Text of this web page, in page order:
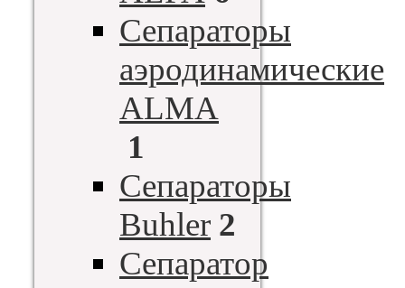
Сепараторы
аэродинамические
ALMA
1
Сепараторы
Buhler 2
Сепаратор